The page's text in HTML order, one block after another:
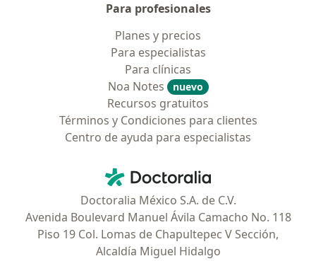
Para profesionales
Planes y precios
Para especialistas
Para clínicas
Noa Notes
nuevo
Recursos gratuitos
Términos y Condiciones para clientes
Centro de ayuda para especialistas
Doctoralia - Página de inicio
Doctoralia México S.A. de C.V.
Avenida Boulevard Manuel Ávila Camacho No. 118
Piso 19 Col. Lomas de Chapultepec V Sección,
Alcaldía Miguel Hidalgo